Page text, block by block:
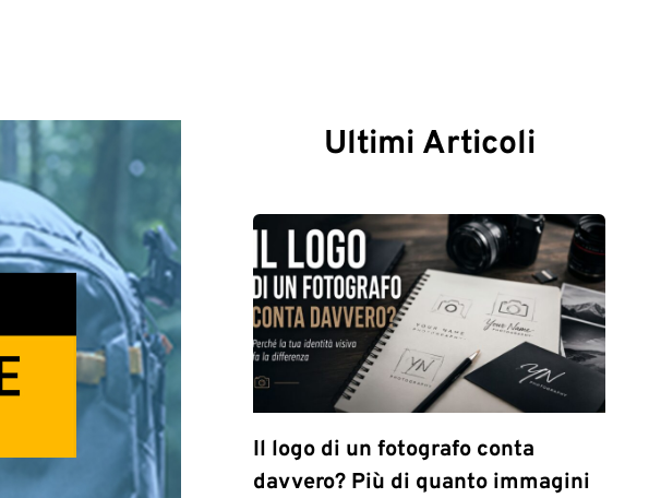
Ultimi Articoli
Il logo di un fotografo conta
davvero? Più di quanto immagini